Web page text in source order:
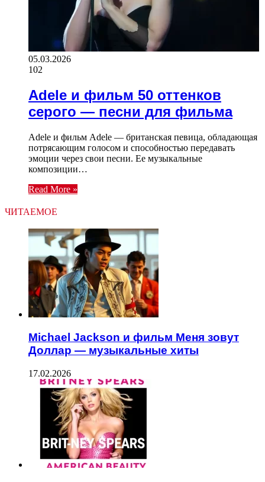
05.03.2026
102
Adele и фильм 50 оттенков
серого — песни для фильма
Adele и фильм Adele — британская певица, обладающая
потрясающим голосом и способностью передавать
эмоции через свои песни. Ее музыкальные
композиции…
Read More »
ЧИТАЕМОЕ
Michael Jackson и фильм Меня зовут
Доллар — музыкальные хиты
17.02.2026